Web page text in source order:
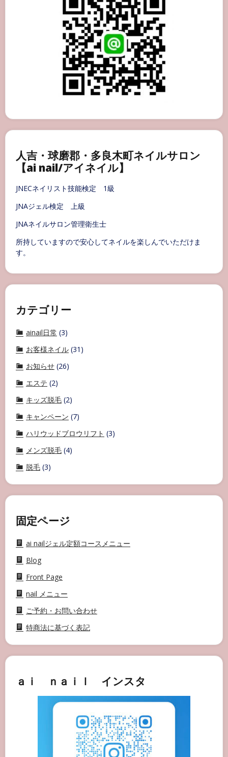
人吉・球磨郡・多良木町ネイルサロン
【ai nail/アイネイル】
JNECネイリスト技能検定 1級
JNAジェル検定 上級
JNAネイルサロン管理衛生士
所持していますので安心してネイルを楽しんでいただけま
す。
カテゴリー
ainail日常 (3)
お客様ネイル (31)
お知らせ (26)
エステ (2)
キッズ脱毛 (2)
キャンペーン (7)
ハリウッドブロウリフト (3)
メンズ脱毛 (4)
脱毛 (3)
固定ページ
ai nailジェル定額コースメニュー
Blog
Front Page
nail メニュー
ご予約・お問い合わせ
特商法に基づく表記
ａｉ ｎａｉｌ インスタ